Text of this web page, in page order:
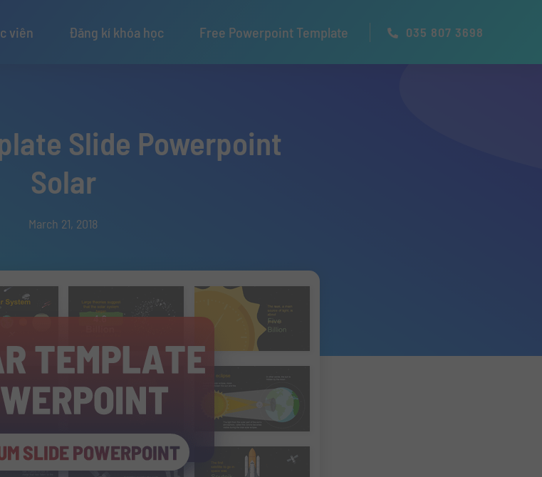
viên Đăng kí khóa học Free Powerpoint Template 035 807 3698
Slide Powerpoint
Solar
March 21, 2018